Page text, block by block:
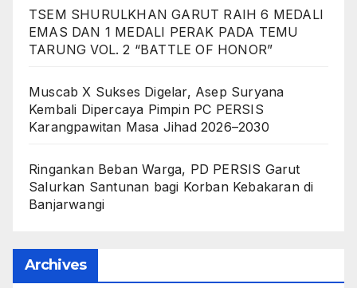
TSEM SHURULKHAN GARUT RAIH 6 MEDALI
EMAS DAN 1 MEDALI PERAK PADA TEMU
TARUNG VOL. 2 “BATTLE OF HONOR”
Muscab X Sukses Digelar, Asep Suryana
Kembali Dipercaya Pimpin PC PERSIS
Karangpawitan Masa Jihad 2026–2030
Ringankan Beban Warga, PD PERSIS Garut
Salurkan Santunan bagi Korban Kebakaran di
Banjarwangi
Archives